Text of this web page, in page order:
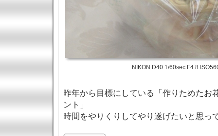
NIKON D40 1/60sec F4.8
昨年から目標にしている「作りためたお
ント」
時間をやりくりしてやり遂げたいと思っ